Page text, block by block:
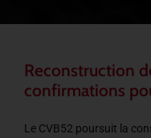
Reconstruction
confirmations
Le CVB52 poursuit la